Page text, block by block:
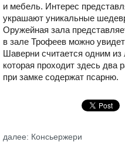
и мебель. Интерес
украшают уникальные
Оружейная зала
в зале Трофеев можно
Шаверни считается одним
которая проходит здесь два
при замке содержат псарню.
далее: Консьержери